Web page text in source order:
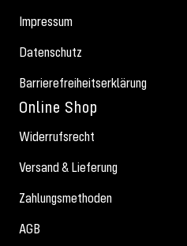
Impressum
Datenschutz
Barrierefreiheitserklärung
Online Shop
Widerrufsrecht
Versand & Lieferung
Zahlungsmethoden
AGB